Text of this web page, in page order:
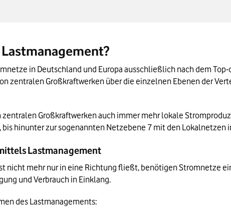
in Deutschland und Europa ausschließlich nach dem
zentralen Großkraftwerken über die einzelnen Ebenen der
Großkraftwerken auch immer mehr lokale
hinunter zur sogenannten Netzebene 7 mit den
Lastmanagement
nicht mehr nur in eine Richtung fließt, benötigen Stromnetze
und Verbrauch in Einklang.
des Lastmanagements: